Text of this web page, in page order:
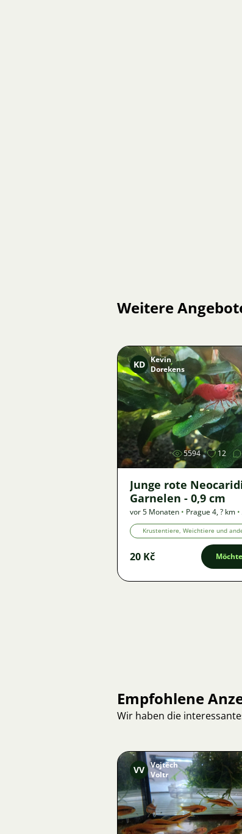
Weitere
Bild
KD Kevin
Dorekens
5594 12
Junge rote
Garnelen - 0,9 cm
vor 5 Monaten • Prague 4,? km •
Krustentiere, Weichtiere und
20 Kč
Empfohlene
Wir haben die
Bild
VV Vojtěch
Voltr